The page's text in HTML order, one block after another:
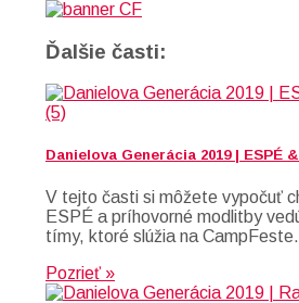
Ďalšie časti:
Danielova Generácia 2019 | ESPÉ
V tejto časti si môžete vypočuť
ESPÉ a príhovorné modlitby
tímy, ktoré slúžia na CampFeste.
Pozrieť »